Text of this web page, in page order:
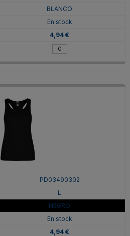
BLANCO
En stock
4,94 €
PD03490302
L
NEGRO
En stock
4,94 €